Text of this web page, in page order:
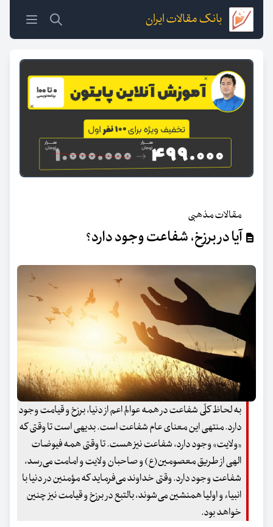
بانک مقالات ایران
مقالات مذهبی
آیا در برزخ، شفاعت وجود دارد؟
به لحاظ کلّی شفاعت در همه عوالم اعم از دنیا، برزخ و قیامت وجود
دارد. منتهی این معنای عام شفاعت است. بدیهی است تا وقتی که
«ولایت» وجود دارد، شفاعت نیز هست. تا وقتی همه فیوضات
الهی از طریق معصومین‌(ع) و صاحبان ولایت و امامت می‌رسد،
شفاعت وجود دارد. وقتی خداوند می‌فرماید که مؤمنین در دنیا با
انبیاء و اولیا همنشین می‌شوند، بالتبع در برزخ و قیامت نیز چنین
خواهد بود.